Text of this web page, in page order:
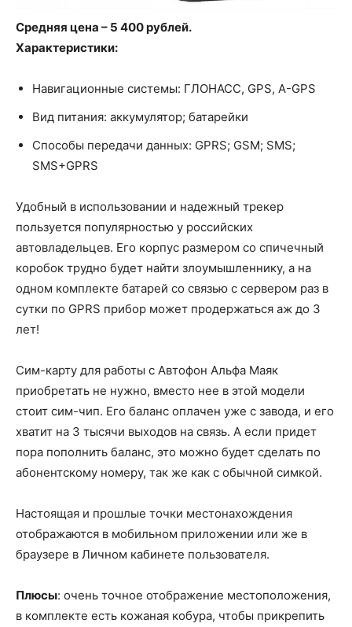
Средняя цена – 5 400 рублей.
Характеристики:
Навигационные системы: ГЛОНАСС, GPS, A-GPS
Вид питания: аккумулятор; батарейки
Способы передачи данных: GPRS; GSM; SMS;
SMS+GPRS
Удобный в использовании и надежный трекер
пользуется популярностью у российских
автовладельцев. Его корпус размером со спичечный
коробок трудно будет найти злоумышленнику, а на
одном комплекте батарей со связью с сервером раз в
сутки по GPRS прибор может продержаться аж до 3
лет!
Сим-карту для работы с Автофон Альфа Маяк
приобретать не нужно, вместо нее в этой модели
стоит сим-чип. Его баланс оплачен уже с завода, и его
хватит на 3 тысячи выходов на связь. А если придет
пора пополнить баланс, это можно будет сделать по
абонентскому номеру, так же как с обычной симкой.
Настоящая и прошлые точки местонахождения
отображаются в мобильном приложении или же в
браузере в Личном кабинете пользователя.
Плюсы: очень точное отображение местоположения,
в комплекте есть кожаная кобура, чтобы прикрепить